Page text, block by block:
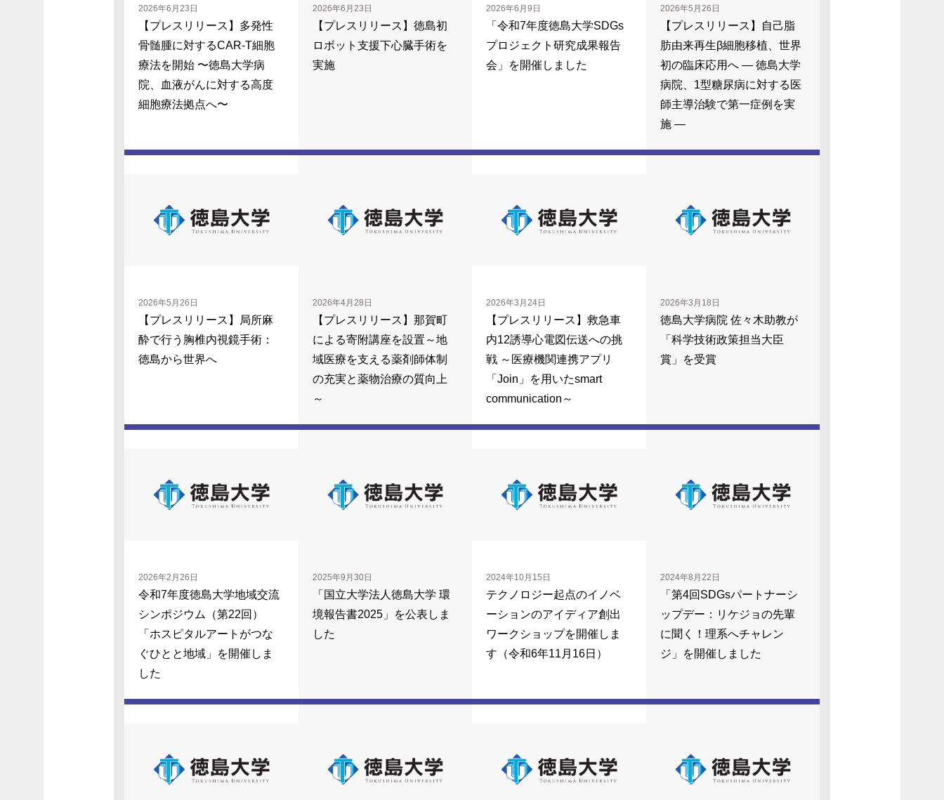
2026年6月23日
【プレスリリース】多発性
骨髄腫に対するCAR-T細胞
療法を開始 〜徳島大学病
院、血液がんに対する高度
細胞療法拠点へ〜
2026年6月23日
【プレスリリース】徳島初
ロボット支援下心臓手術を
実施
2026年6月9日
「令和7年度徳島大学SDGs
プロジェクト研究成果報告
会」を開催しました
2026年5月26日
【プレスリリース】自己脂
肪由来再生β細胞移植、世界
初の臨床応用へ ― 徳島大学
病院、1型糖尿病に対する医
師主導治験で第一症例を実
施 ―
2026年5月26日
【プレスリリース】局所麻
酔で行う胸椎内視鏡手術：
徳島から世界へ
2026年4月28日
【プレスリリース】那賀町
による寄附講座を設置～地
域医療を支える薬剤師体制
の充実と薬物治療の質向上
～
2026年3月24日
【プレスリリース】救急車
内12誘導心電図伝送への挑
戦 ～医療機関連携アプリ
「Join」を用いたsmart
communication～
2026年3月18日
徳島大学病院 佐々木助教が
「科学技術政策担当大臣
賞」を受賞
2026年2月26日
令和7年度徳島大学地域交流
シンポジウム（第22回）
「ホスピタルアートがつな
ぐひとと地域」を開催しま
した
2025年9月30日
「国立大学法人徳島大学 環
境報告書2025」を公表しま
した
2024年10月15日
テクノロジー起点のイノベ
ーションのアイディア創出
ワークショップを開催しま
す（令和6年11月16日）
2024年8月22日
「第4回SDGsパートナーシ
ップデー：リケジョの先輩
に聞く！理系へチャレン
ジ」を開催しました